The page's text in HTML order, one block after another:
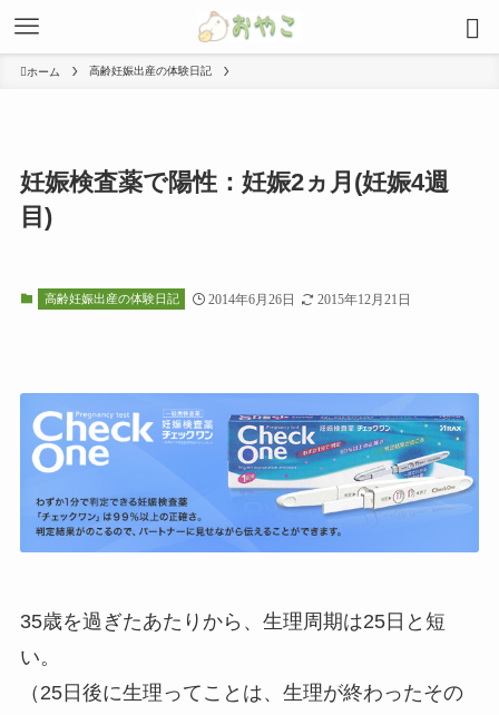
ホーム 高齢妊娠出産の体験日記
妊娠検査薬で陽性：妊娠2ヵ月(妊娠4週
目)
高齢妊娠出産の体験日記 2014年6月26日 2015年12月21日
35歳を過ぎたあたりから、生理周期は25日と短
い。
（25日後に生理ってことは、生理が終わったその